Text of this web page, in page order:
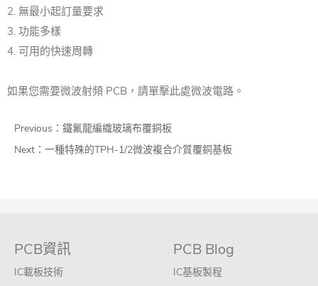
2. 無最小起訂量要求
3. 功能多樣
4. 可用的快速周轉
如果您需要微波射頻 PCB，請單擊此處微波電路。
Previous： 鐵氟龍編織玻璃布覆銅板
Next： 一種特殊的TPH-1/2微波複合介質覆銅基板
PCB資訊
IC載板技術
PCB Blog
IC基板製程